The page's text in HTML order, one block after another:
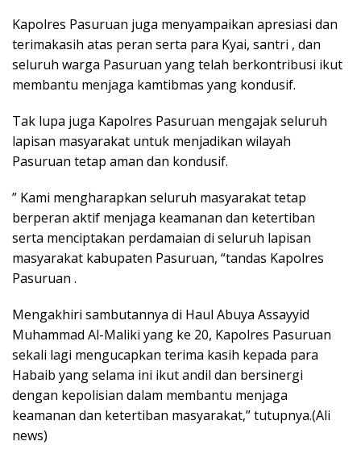
Kapolres Pasuruan juga menyampaikan apresiasi dan
terimakasih atas peran serta para Kyai, santri , dan
seluruh warga Pasuruan yang telah berkontribusi ikut
membantu menjaga kamtibmas yang kondusif.
Tak lupa juga Kapolres Pasuruan mengajak seluruh
lapisan masyarakat untuk menjadikan wilayah
Pasuruan tetap aman dan kondusif.
” Kami mengharapkan seluruh masyarakat tetap
berperan aktif menjaga keamanan dan ketertiban
serta menciptakan perdamaian di seluruh lapisan
masyarakat kabupaten Pasuruan, “tandas Kapolres
Pasuruan .
Mengakhiri sambutannya di Haul Abuya Assayyid
Muhammad Al-Maliki yang ke 20, Kapolres Pasuruan
sekali lagi mengucapkan terima kasih kepada para
Habaib yang selama ini ikut andil dan bersinergi
dengan kepolisian dalam membantu menjaga
keamanan dan ketertiban masyarakat,” tutupnya.(Ali
news)